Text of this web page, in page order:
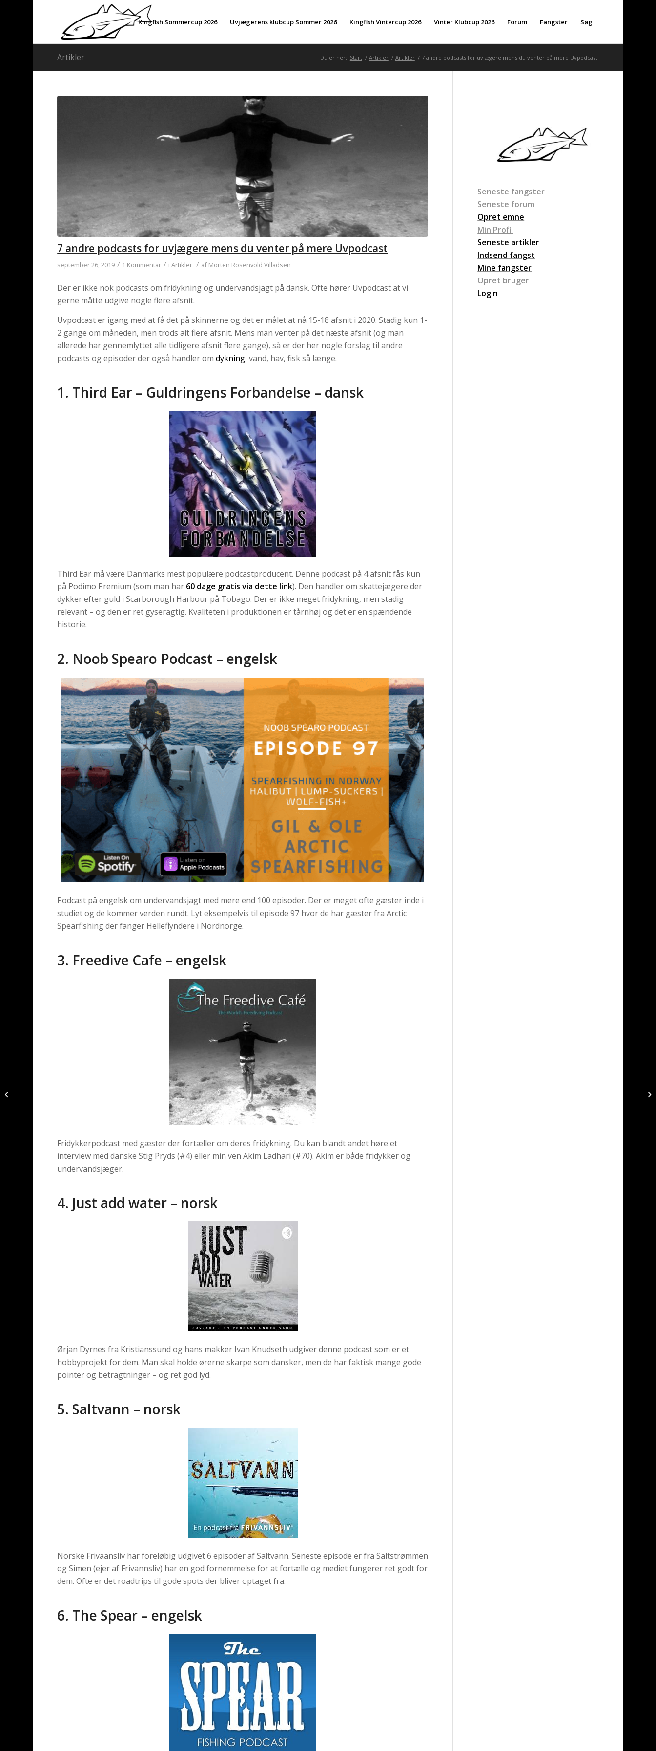
Kingfish Sommercup 2026 Uvjægerens klubcup Sommer 2026 Kingfish Vintercup 2026 Vinter Klubcup 2026 Forum Fangster Søg
Artikler Du er her: Start / Artikler / Artikler / 7 andre podcasts for uvjægere mens du venter på mere Uvpodcast
7 andre podcasts for uvjægere mens du venter på mere Uvpodcast
september 26, 2019 / 1 Kommentar / iArtikler / afMorten Rosenvold Villadsen
Der er ikke nok podcasts om fridykning og undervandsjagt på dansk. Ofte hører Uvpodcast at vi
gerne måtte udgive nogle flere afsnit.
Uvpodcast er igang med at få det på skinnerne og det er målet at nå 15-18 afsnit i 2020. Stadig kun 1-
2 gange om måneden, men trods alt flere afsnit. Mens man venter på det næste afsnit (og man
allerede har gennemlyttet alle tidligere afsnit flere gange), så er der her nogle forslag til andre
podcasts og episoder der også handler omdykning, vand, hav, fisk så længe.
1. Third Ear – Guldringens Forbandelse – dansk
Third Ear må være Danmarks mest populære podcastproducent. Denne podcast på 4 afsnit fås kun
på Podimo Premium (som man har 60 dage gratis via dette link). Den handler om skattejægere der
dykker efter guld i Scarborough Harbour på Tobago. Der er ikke meget fridykning, men stadig
relevant – og den er ret gyseragtig. Kvaliteten i produktionen er tårnhøj og det er en spændende
historie.
2. Noob Spearo Podcast – engelsk
Podcast på engelsk om undervandsjagt med mere end 100 episoder. Der er meget ofte gæster inde i
studiet og de kommer verden rundt. Lyt eksempelvis til episode 97 hvor de har gæster fra Arctic
Spearfishing der fanger Helleflyndere i Nordnorge.
3. Freedive Cafe – engelsk
Fridykkerpodcast med gæster der fortæller om deres fridykning. Du kan blandt andet høre et
interview med danske Stig Pryds (#4) eller min ven Akim Ladhari (#70). Akim er både fridykker og
undervandsjæger.
4. Just add water – norsk
Ørjan Dyrnes fra Kristianssund og hans makker Ivan Knudseth udgiver denne podcast som er et
hobbyprojekt for dem. Man skal holde ørerne skarpe som dansker, men de har faktisk mange gode
pointer og betragtninger – og ret god lyd.
5. Saltvann – norsk
Norske Frivaansliv har foreløbig udgivet 6 episoder af Saltvann. Seneste episode er fra Saltstrømmen
og Simen (ejer af Frivannsliv) har en god fornemmelse for at fortælle og mediet fungerer ret godt for
dem. Ofte er det roadtrips til gode spots der bliver optaget fra.
6. The Spear – engelsk
Seneste fangster
Seneste forum
Opret emne
Min Profil
Seneste artikler
Indsend fangst
Mine fangster
Opret bruger
Login